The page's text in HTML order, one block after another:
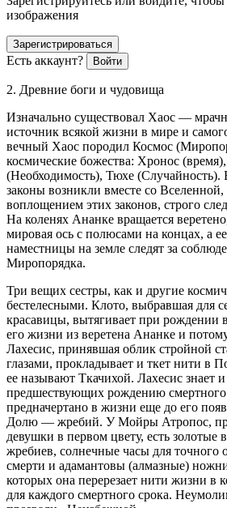
изображения
Зарегистрироваться
Есть аккаунт? Войти
2. Древние боги и чудовища
Изначально существовал Хаос —
источник всякой жизни в мире и
вечный Хаос породил Космос
космические божества: Хронос
(Необходимость), Тюхе (Случайность).
законы возникли вместе со
воплощением этих законов, строго
На коленях Ананке вращается
мировая ось с полюсами на концах, а
наместницы на земле следят за
Миропорядка.
Три вещих сестры, как и другие
бестелесными. Клото, выбравшая для
красавицы, вытягивает при рождении
его жизни из веретена Ананке и
Лахесис, принявшая облик стройной
глазами, прокладывает и ткет нити в
ее называют Ткачихой. Лахесис знает и
предшествующих рождению смертного
предначертано в жизни еще до его
Долю — жребий. У Мойры Атропос,
девушки в первом цвету, есть золотые
жребиев, солнечные часы для точного
смерти и адамантовы (алмазные)
которых она перерезает нити жизни в
для каждого смертного срока.